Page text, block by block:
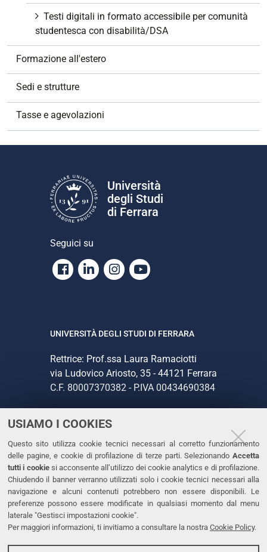
USIAMO I COOKIES
Questo sito utilizza cookie tecnici necessari al corretto funzionamento
delle pagine, e cookie di profilazione di terze parti. Selezionando Accetta
tutti i cookiesi acconsente all’utilizzo dei cookie analytics e di profilazione.
Chiudendo il banner verranno utilizzati solo i cookie tecnici necessari alla
navigazione e alcuni contenuti potrebbero non essere disponibili. Le
preferenze possono essere modificate in qualsiasi momento dal menu
laterale "Gestisci impostazioni cookie".
Per maggiori informazioni, ti invitiamo a consultare la nostra Cookie Policy.
Testi digitali in formato accessibile per comunità
studentesca con disabilità/DSA
Formazione all'estero
Sedi e strutture
Tasse e agevolazioni
Università
degli Studi
di Ferrara
Seguici su
Facebook
LinkedinInstagram
Youtube
UNIVERSITÀ DEGLI STUDI DI FERRARA
Rettrice: Prof.ssa Laura Ramaciotti
via Ludovico Ariosto, 35 - 44121 Ferrara
C.F. 80007370382 - P.IVA 00434690384
CONTATTI
Tel. +39 0532 293111
Fax. +39 0532 293031
PEC
LINKS